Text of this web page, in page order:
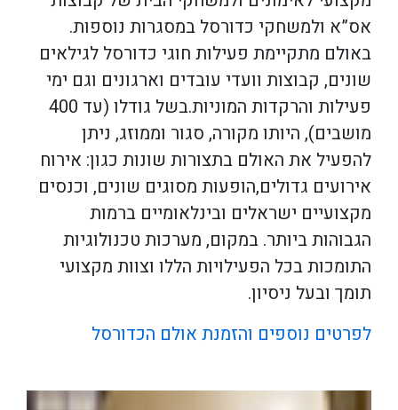
אס”א ולמשחקי כדורסל במסגרות נוספות.
באולם מתקיימת פעילות חוגי כדורסל לגילאים
שונים, קבוצות וועדי עובדים וארגונים וגם ימי
פעילות והרקדות המוניות.בשל גודלו (עד 400
מושבים), היותו מקורה, סגור וממוזג, ניתן
להפעיל את האולם בתצורות שונות כגון: אירוח
אירועים גדולים,הופעות מסוגים שונים, וכנסים
מקצועיים ישראלים ובינלאומיים ברמות
הגבוהות ביותר. במקום, מערכות טכנולוגיות
התומכות בכל הפעילויות הללו וצוות מקצועי
תומך ובעל ניסיון.
לפרטים נוספים והזמנת אולם הכדורסל